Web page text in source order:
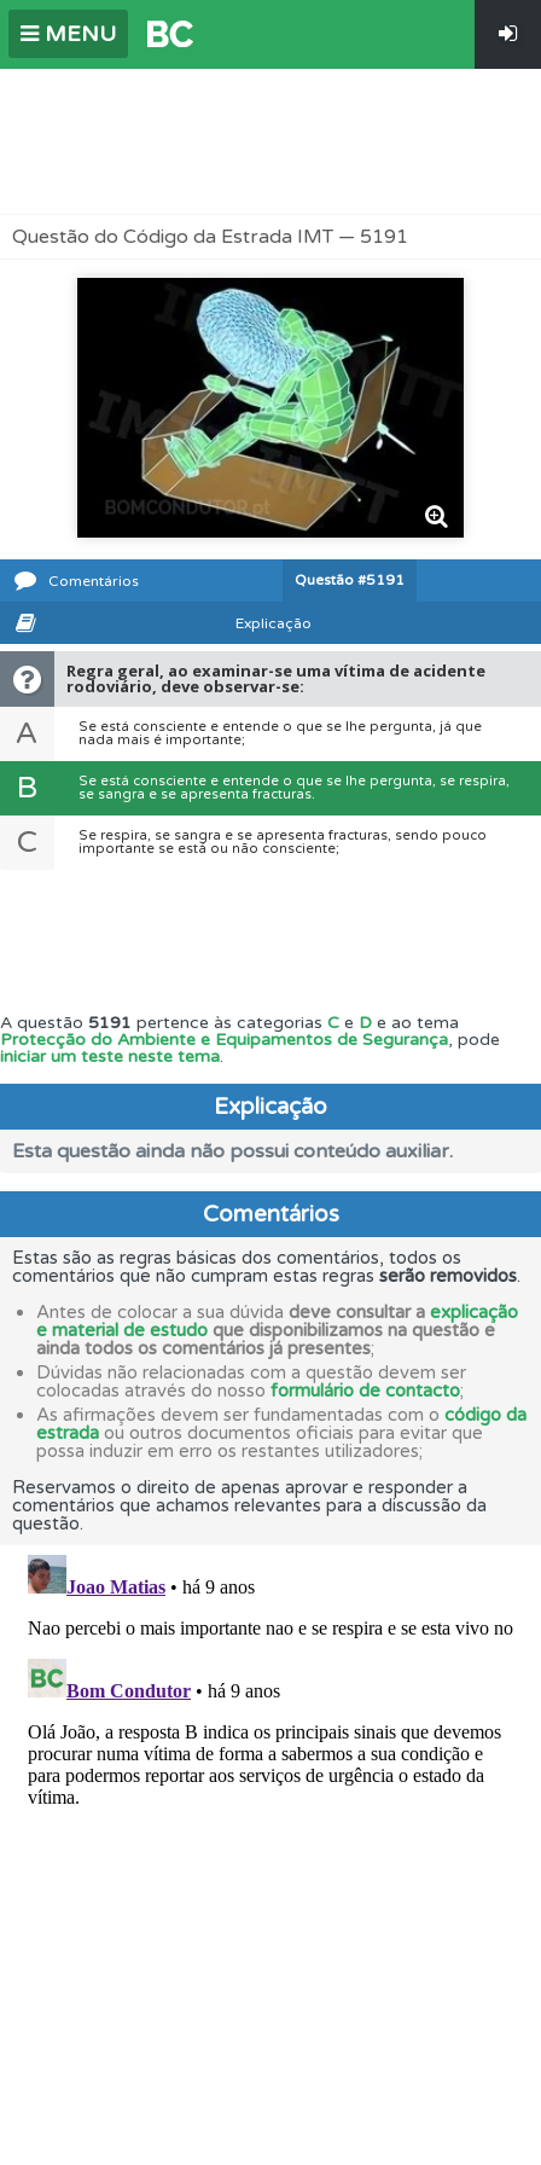
MENU
Questão do Código da Estrada IMT — 5191
Comentários Questão #5191
Explicação
Regra geral, ao examinar-se uma vítima de acidente
rodoviário, deve observar-se:
A
Se está consciente e entende o que se lhe pergunta, já que
nada mais é importante;
B
Se está consciente e entende o que se lhe pergunta, se respira,
se sangra e se apresenta fracturas.
C
Se respira, se sangra e se apresenta fracturas, sendo pouco
importante se está ou não consciente;
A questão 5191 pertence às categorias C e D e ao tema
Protecção do Ambiente e Equipamentos de Segurança, pode
iniciar um teste neste tema.
Explicação
Esta questão ainda não possui conteúdo auxiliar.
Comentários
Estas são as regras básicas dos comentários, todos os
comentários que não cumpram estas regras serão removidos.
Antes de colocar a sua dúvida deve consultar a explicação
e material de estudo que disponibilizamos na questão e
ainda todos os comentários já presentes;
Dúvidas não relacionadas com a questão devem ser
colocadas através do nosso formulário de contacto;
As afirmações devem ser fundamentadas com o código da
estrada ou outros documentos oficiais para evitar que
possa induzir em erro os restantes utilizadores;
Reservamos o direito de apenas aprovar e responder a
comentários que achamos relevantes para a discussão da
questão.